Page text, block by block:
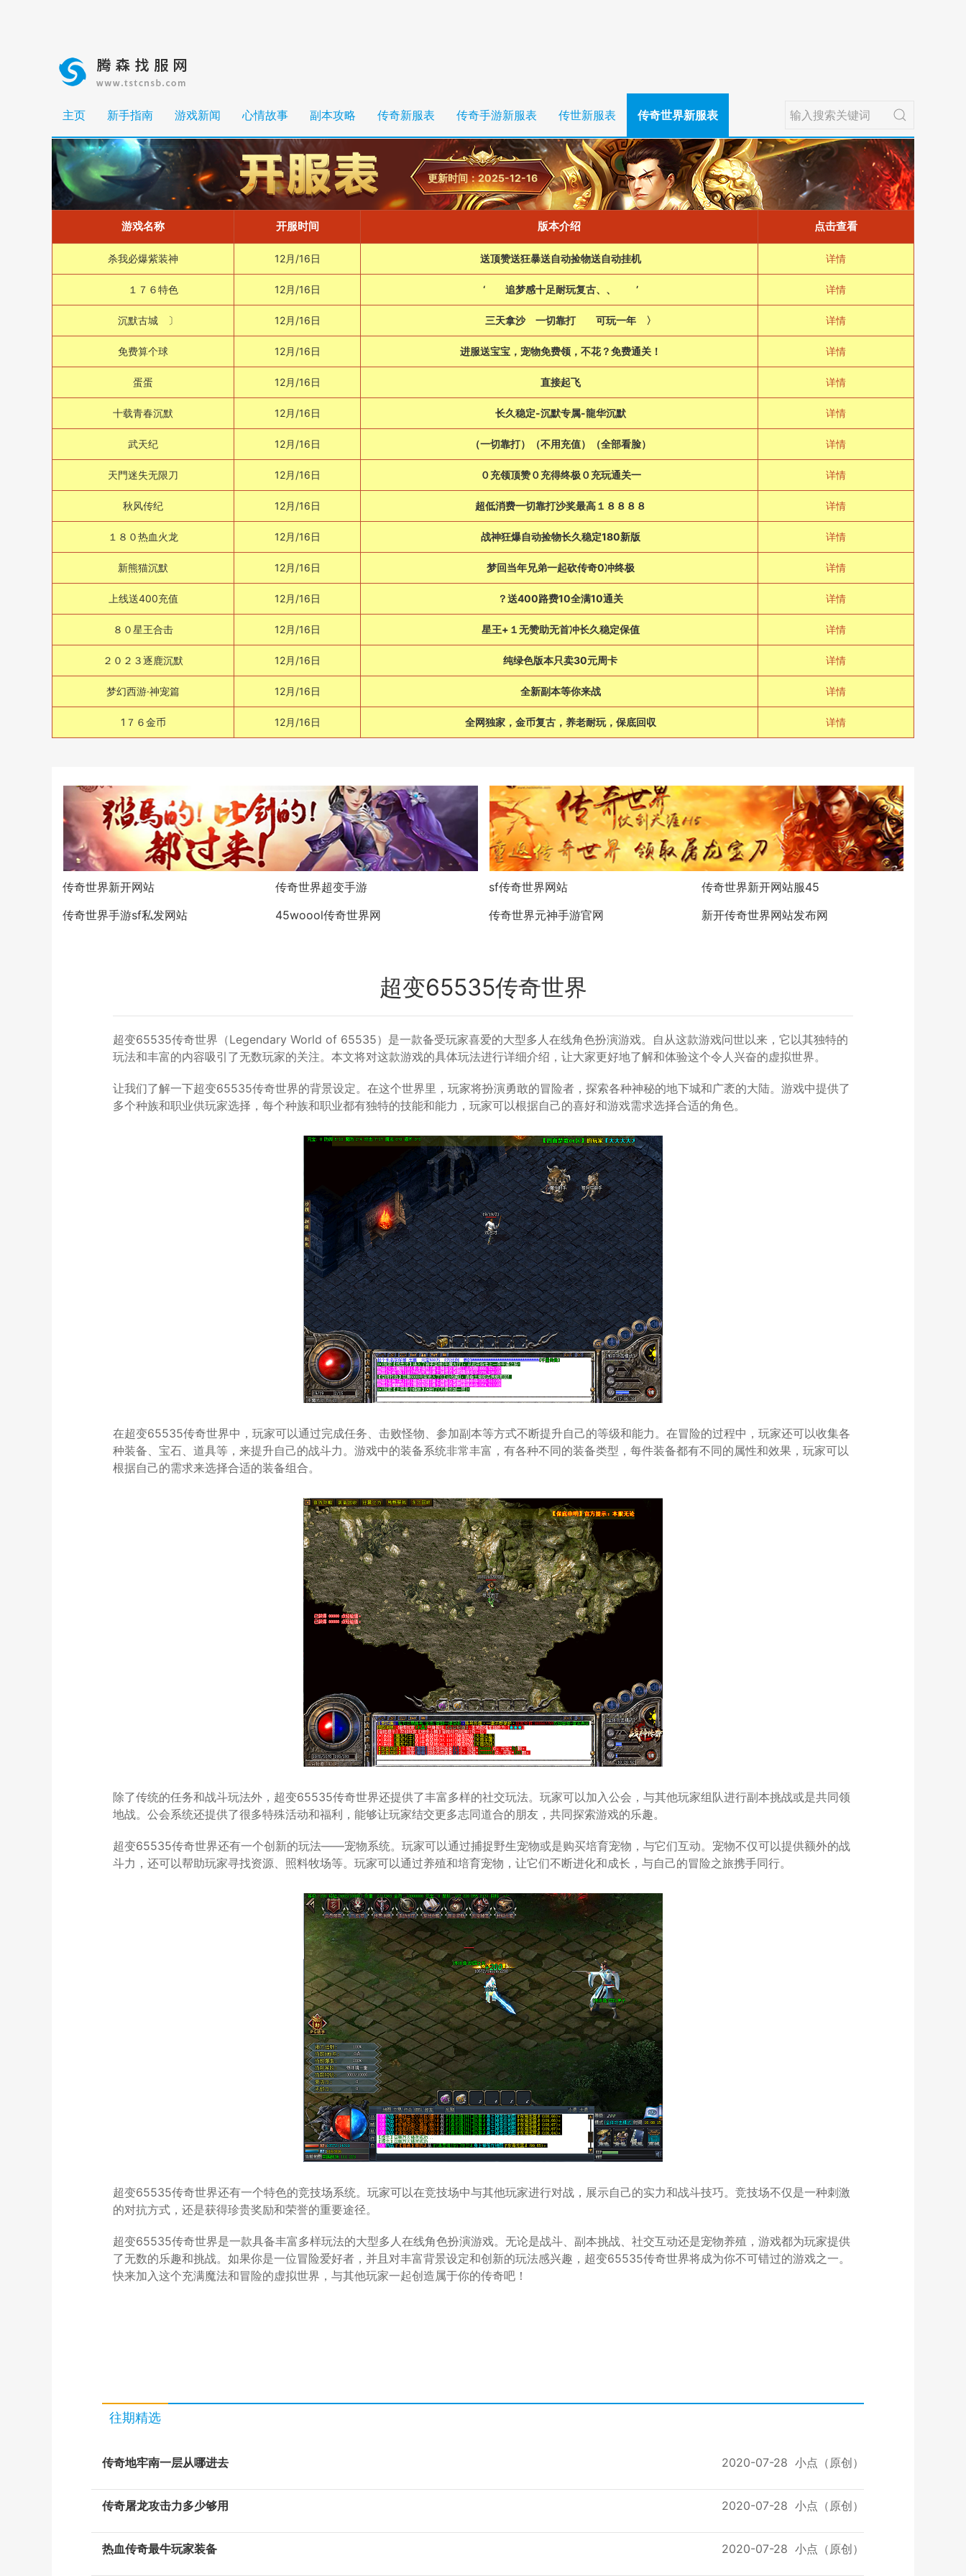
主页 新手指南 游戏新闻 心情故事 副本攻略 传奇新服表 传奇手游新服表 传世新服表 传奇世界新服表
更新时间：2025-12-16
游戏名称 开服时间 版本介绍 点击查看
杀我必爆紫装神 12月/16日 送顶赞送狂暴送自动捡物送自动挂机 详情
１７６特色 12月/16日 ‘ 追梦感十足耐玩复古、、 ’ 详情
沉默古城 〕 12月/16日 三天拿沙 一切靠打 可玩一年 〉 详情
免费算个球 12月/16日 进服送宝宝，宠物免费领，不花？免费通关！ 详情
蛋蛋 12月/16日 直接起飞 详情
十载青春沉默 12月/16日 长久稳定-沉默专属-龍华沉默 详情
武天纪 12月/16日 （一切靠打）（不用充值）（全部看脸） 详情
天門迷失无限刀 12月/16日 ０充领顶赞０充得终极０充玩通关一 详情
秋风传纪 12月/16日 超低消费一切靠打沙奖最高１８８８８ 详情
１８０热血火龙 12月/16日 战神狂爆自动捡物长久稳定180新版 详情
新熊猫沉默 12月/16日 梦回当年兄弟一起砍传奇0冲终极 详情
上线送400充值 12月/16日 ？送400路费10全满10通关 详情
８０星王合击 12月/16日 星王+１无赞助无首冲长久稳定保值 详情
２０２３逐鹿沉默 12月/16日 纯绿色版本只卖30元周卡 详情
梦幻西游·神宠篇 12月/16日 全新副本等你来战 详情
1７６金币 12月/16日 全网独家，金币复古，养老耐玩，保底回収 详情
传奇世界新开网站
传奇世界超变手游
传奇世界手游sf私发网站
45woool传奇世界网
sf传奇世界网站
传奇世界新开网站服45
传奇世界元神手游官网
新开传奇世界网站发布网
超变65535传奇世界
超变65535传奇世界（Legendary World of 65535）是一款备受玩家喜爱的大型多人在线角色扮演游戏。自从这款游戏问世以来，它以其独特的
玩法和丰富的内容吸引了无数玩家的关注。本文将对这款游戏的具体玩法进行详细介绍，让大家更好地了解和体验这个令人兴奋的虚拟世界。
让我们了解一下超变65535传奇世界的背景设定。在这个世界里，玩家将扮演勇敢的冒险者，探索各种神秘的地下城和广袤的大陆。游戏中提供了
多个种族和职业供玩家选择，每个种族和职业都有独特的技能和能力，玩家可以根据自己的喜好和游戏需求选择合适的角色。
在超变65535传奇世界中，玩家可以通过完成任务、击败怪物、参加副本等方式不断提升自己的等级和能力。在冒险的过程中，玩家还可以收集各
种装备、宝石、道具等，来提升自己的战斗力。游戏中的装备系统非常丰富，有各种不同的装备类型，每件装备都有不同的属性和效果，玩家可以
根据自己的需求来选择合适的装备组合。
除了传统的任务和战斗玩法外，超变65535传奇世界还提供了丰富多样的社交玩法。玩家可以加入公会，与其他玩家组队进行副本挑战或是共同领
地战。公会系统还提供了很多特殊活动和福利，能够让玩家结交更多志同道合的朋友，共同探索游戏的乐趣。
超变65535传奇世界还有一个创新的玩法——宠物系统。玩家可以通过捕捉野生宠物或是购买培育宠物，与它们互动。宠物不仅可以提供额外的战
斗力，还可以帮助玩家寻找资源、照料牧场等。玩家可以通过养殖和培育宠物，让它们不断进化和成长，与自己的冒险之旅携手同行。
超变65535传奇世界还有一个特色的竞技场系统。玩家可以在竞技场中与其他玩家进行对战，展示自己的实力和战斗技巧。竞技场不仅是一种刺激
的对抗方式，还是获得珍贵奖励和荣誉的重要途径。
超变65535传奇世界是一款具备丰富多样玩法的大型多人在线角色扮演游戏。无论是战斗、副本挑战、社交互动还是宠物养殖，游戏都为玩家提供
了无数的乐趣和挑战。如果你是一位冒险爱好者，并且对丰富背景设定和创新的玩法感兴趣，超变65535传奇世界将成为你不可错过的游戏之一。
快来加入这个充满魔法和冒险的虚拟世界，与其他玩家一起创造属于你的传奇吧！
往期精选
传奇地牢南一层从哪进去 2020-07-28 小点（原创）
传奇屠龙攻击力多少够用 2020-07-28 小点（原创）
热血传奇最牛玩家装备 2020-07-28 小点（原创）